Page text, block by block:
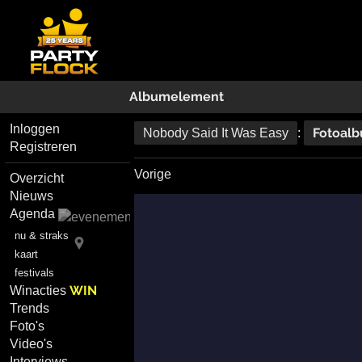
Albumelement
Inloggen
Registreren
Overzicht
Nieuws
Agenda
nu & straks
kaart
festivals
WinactiesWIN
Trends
Foto's
Video's
Nobody Said It Was Easy :
Vorige